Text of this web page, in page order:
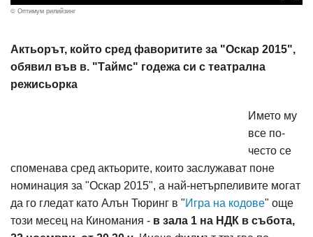
© Оптимум рилийзинг
Актьорът, който сред фаворитите за "Оскар 2015",
обявил във в. "Таймс" годежа си с театрална
режисьорка
Името му
все по-
често се
споменава сред актьорите, които заслужават поне
номинация за "Оскар 2015", а най-нетърпеливите могат
да го гледат като Алън Тюринг в "Игра на кодове" още
този месец на Киномания - в зала 1 на НДК в събота,